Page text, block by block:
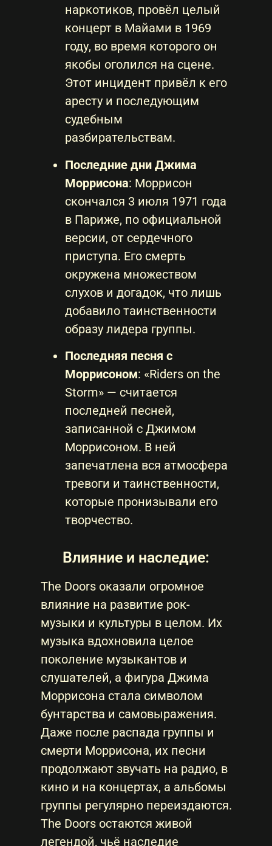
наркотиков, провёл целый
концерт в Майами в 1969
году, во время которого он
якобы оголился на сцене.
Этот инцидент привёл к его
аресту и последующим
судебным
разбирательствам.
Последние дни Джима
Моррисона: Моррисон
скончался 3 июля 1971 года
в Париже, по официальной
версии, от сердечного
приступа. Его смерть
окружена множеством
слухов и догадок, что лишь
добавило таинственности
образу лидера группы.
Последняя песня с
Моррисоном: «Riders on the
Storm» — считается
последней песней,
записанной с Джимом
Моррисоном. В ней
запечатлена вся атмосфера
тревоги и таинственности,
которые пронизывали его
творчество.
Влияние и наследие:
The Doors оказали огромное
влияние на развитие рок-
музыки и культуры в целом. Их
музыка вдохновила целое
поколение музыкантов и
слушателей, а фигура Джима
Моррисона стала символом
бунтарства и самовыражения.
Даже после распада группы и
смерти Моррисона, их песни
продолжают звучать на радио, в
кино и на концертах, а альбомы
группы регулярно переиздаются.
The Doors остаются живой
легендой, чьё наследие